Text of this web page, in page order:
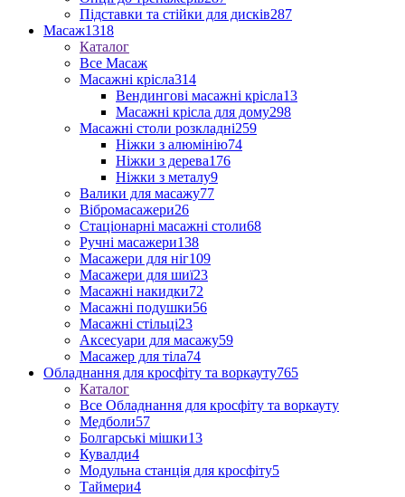
Підставки та стійки для дисків287
Масаж1318
Каталог
Все Масаж
Масажні крісла314
Вендингові масажні крісла13
Масажні крісла для дому298
Масажні столи розкладні259
Ніжки з алюмінію74
Ніжки з дерева176
Ніжки з металу9
Валики для масажу77
Вібромасажери26
Стаціонарні масажні столи68
Ручні масажери138
Масажери для ніг109
Масажери для шиї23
Масажні накидки72
Масажні подушки56
Масажні стільці23
Аксесуари для масажу59
Масажер для тіла74
Обладнання для кросфіту та воркауту765
Каталог
Все Обладнання для кросфіту та воркауту
Медболи57
Болгарські мішки13
Кувалди4
Модульна станція для кросфіту5
Таймери4